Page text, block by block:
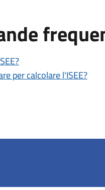
per calcolare l'ISEE?